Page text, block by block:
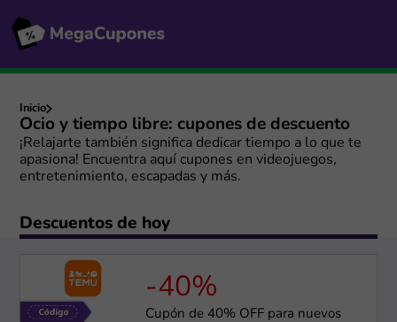
Inicio
Ocio y tiempo libre: cupones de descuento
¡Relajarte también significa dedicar tiempo a lo que te
apasiona! Encuentra aquí cupones en videojuegos,
entretenimiento, escapadas y más.
Descuentos de hoy
-40%
Cupón de 40% OFF para nuevos